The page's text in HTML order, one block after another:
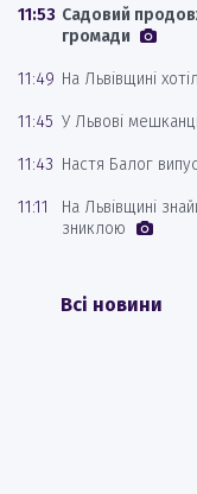
11:53 Садовий
громади
11:49 На Львівщині
11:45 У Львові
11:43 Настя Балог
11:11
На Львівщині
зниклою
Всі новини